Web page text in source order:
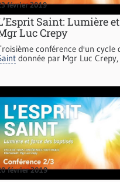
février 2019
Saint: Lumière
Luc Crepy
conférence d'un
donnée par Mgr Luc
février 2019